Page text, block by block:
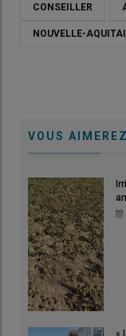
CONSEILLER
NOUVELLE-
VOUS
«